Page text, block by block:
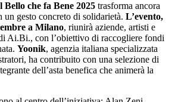
Bello che fa Bene 2025 trasforma ancora
gesto concreto di solidarietà. L’evento,
a Milano, riunirà aziende, artisti e
Ai.Bi., con l’obiettivo di raccogliere fondi
Yoonik, agenzia italiana specializzata
ha contribuito con una selezione di
dell’asta benefica che animerà la